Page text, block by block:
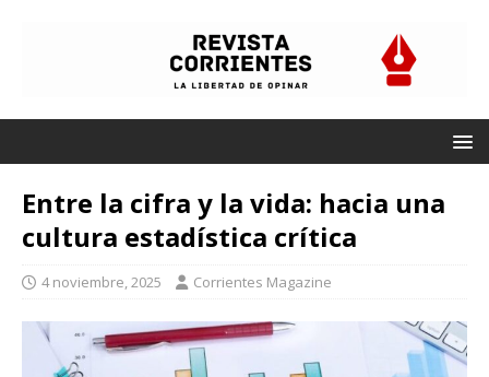
Entre la cifra y la vida: hacia una
cultura estadística crítica
4 noviembre, 2025 Corrientes Magazine